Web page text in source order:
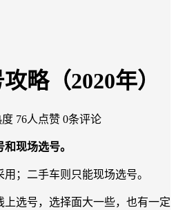
略（2020年）
度 76人点赞 0条评论
现场选号。
；二手车则只能现场选号。
选号，选择面大一些，也有一定